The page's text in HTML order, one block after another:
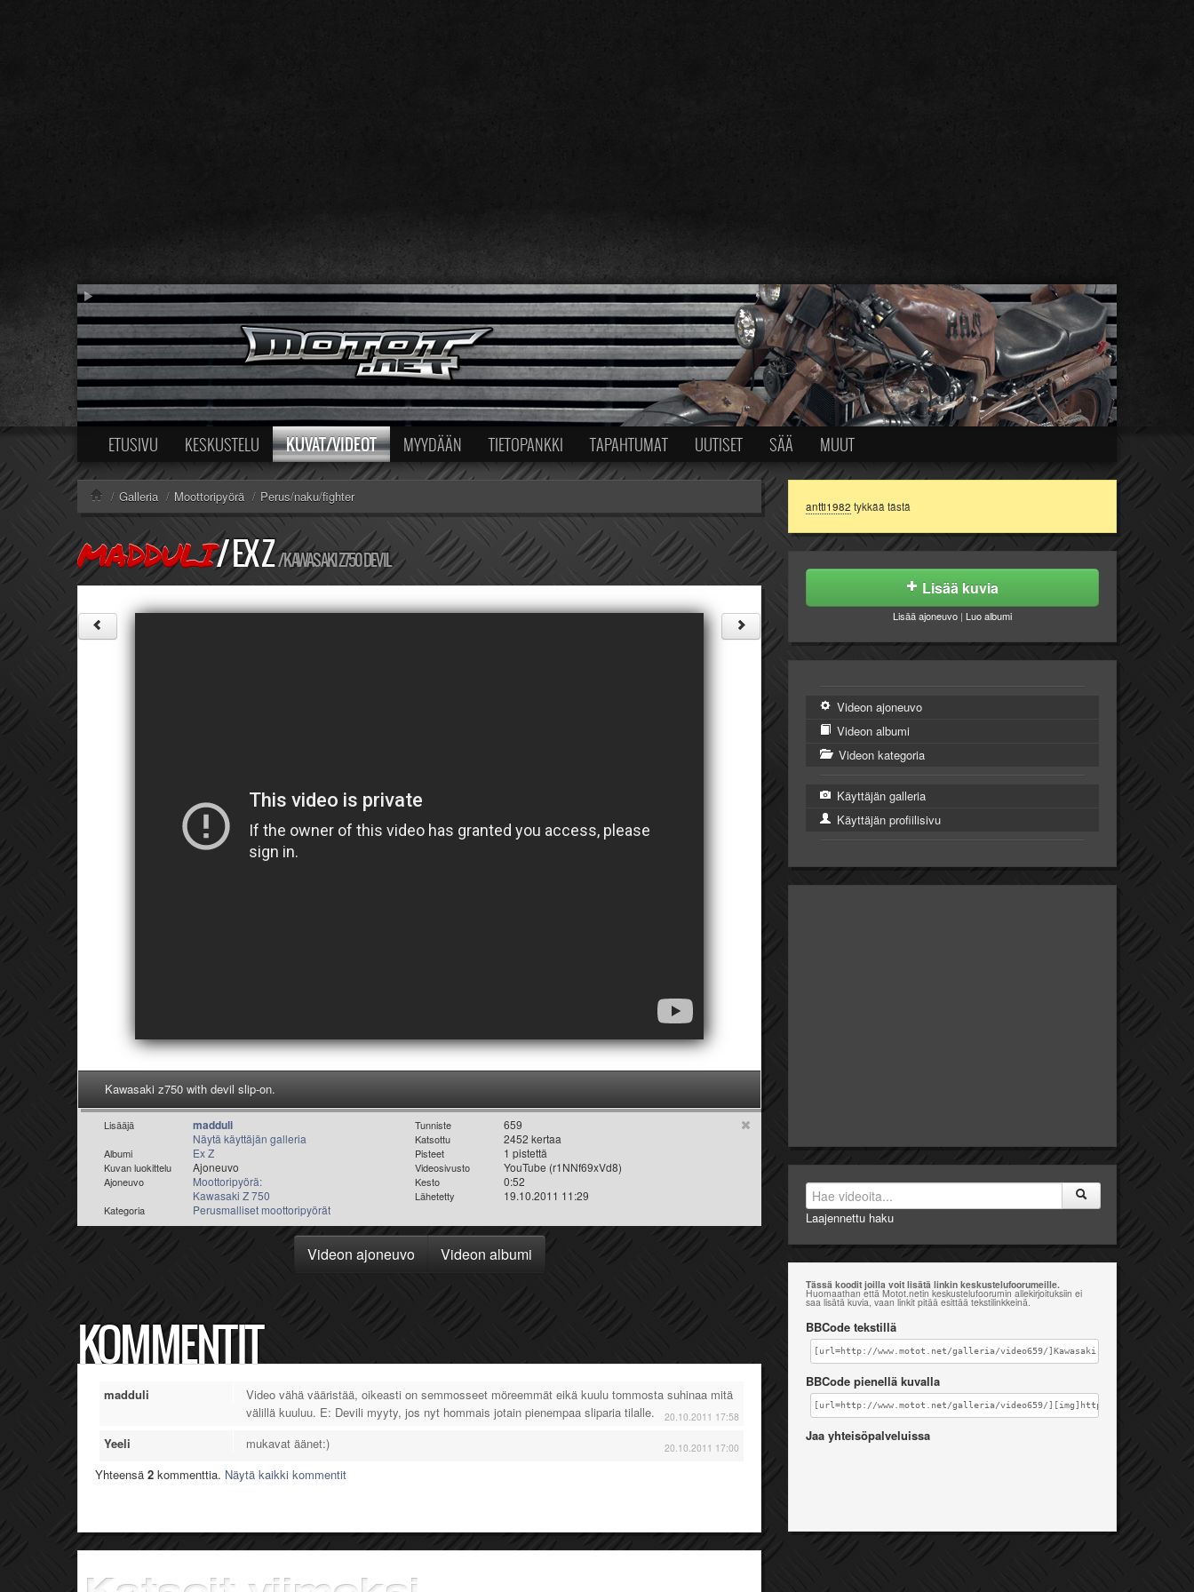
ETUSIVU KESKUSTELU KUVAT/VIDEOT MYYDÄÄN TIETOPANKKI TAPAHTUMAT UUTISET SÄÄ MUUT
/ Galleria / Moottoripyörä / Perus/naku/fighter
MADDULI/EX Z/ KAWASAKI Z750 DEVIL
Kawasaki z750 with devil slip-on.
Lisääjä madduli
Näytä käyttäjän galleria
Albumi Ex Z
Kuvan luokittelu Ajoneuvo
Ajoneuvo
Moottoripyörä:
Kawasaki Z 750
Kategoria Perusmalliset moottoripyörät
Tunniste 659
Katsottu 2452 kertaa
Pisteet 1 pistettä
Videosivusto YouTube (r1NNf69xVd8)
Kesto 0:52
Lähetetty 19.10.2011 11:29
Videon ajoneuvo Videon albumi
KOMMENTIT
madduli
Video vähä vääristää, oikeasti on semmosseet möreemmät eikä kuulu tommosta suhinaa mitä
välillä kuuluu. E: Devili myyty, jos nyt hommais jotain pienempaa sliparia tilalle.
20.10.2011 17:58
Yeeli mukavat äänet:) 20.10.2011 17:00
Yhteensä 2 kommenttia. Näytä kaikki kommentit
antti1982 tykkää tästä
Lisää kuvia
Lisää ajoneuvo | Luo albumi
Videon ajoneuvo
Videon albumi
Videon kategoria
Käyttäjän galleria
Käyttäjän profiilisivu
Laajennettu haku
Tässä koodit joilla voit lisätä linkin keskustelufoorumeille.
Huomaathan että Motot.netin keskustelufoorumin allekirjoituksiin ei
saa lisätä kuvia, vaan linkit pitää esittää tekstilinkkeinä.
BBCode tekstillä
[url=http://www.motot.net/galleria/video659/]Kawasaki z750 Devil[/url]
BBCode pienellä kuvalla
[url=http://www.motot.net/galleria/video659/][img]http://
Jaa yhteisöpalveluissa